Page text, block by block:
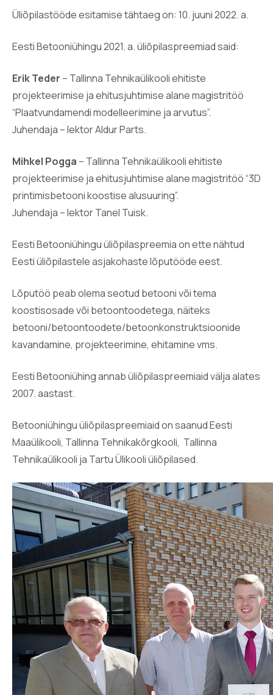
Üliõpilastööde esitamise tähtaeg on: 10. juuni 2022. a.
Eesti Betooniühingu 2021. a. üliõpilaspreemiad said:
Erik Teder – Tallinna Tehnikaülikooli ehitiste
projekteerimise ja ehitusjuhtimise alane magistritöö
“Plaatvundamendi modelleerimine ja arvutus”.
Juhendaja – lektor Aldur Parts.
Mihkel Pogga – Tallinna Tehnikaülikooli ehitiste
projekteerimise ja ehitusjuhtimise alane magistritöö “3D
printimisbetooni koostise alusuuring”.
Juhendaja – lektor Tanel Tuisk.
Eesti Betooniühingu üliõpilaspreemia on ette nähtud
Eesti üliõpilastele asjakohaste lõputööde eest.
Lõputöö peab olema seotud betooni või tema
koostisosade või betoontoodetega, näiteks
betooni/betoontoodete/betoonkonstruktsioonide
kavandamine, projekteerimine, ehitamine vms.
Eesti Betooniühing annab üliõpilaspreemiaid välja alates
2007. aastast.
Betooniühingu üliõpilaspreemiaid on saanud Eesti
Maaülikooli, Tallinna Tehnikakõrgkooli, Tallinna
Tehnikaülikooli ja Tartu Ülikooli üliõpilased.